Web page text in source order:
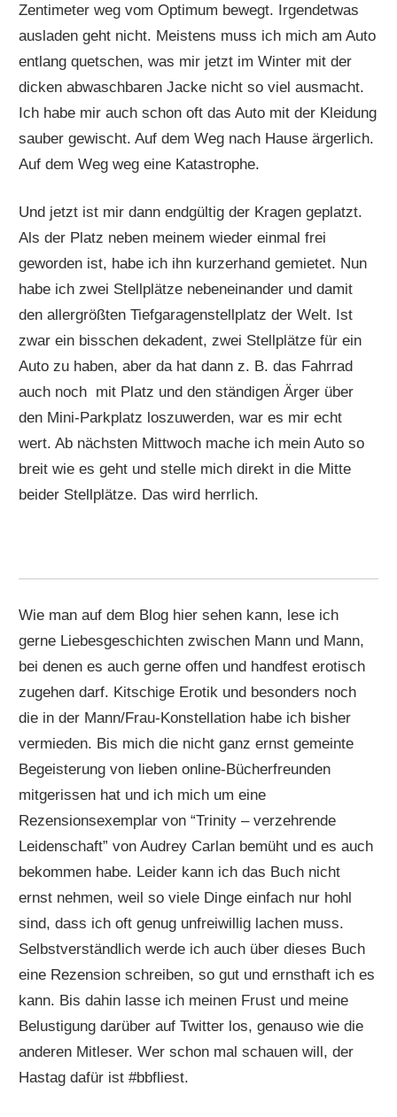
Zentimeter weg vom Optimum bewegt. Irgendetwas
ausladen geht nicht. Meistens muss ich mich am Auto
entlang quetschen, was mir jetzt im Winter mit der
dicken abwaschbaren Jacke nicht so viel ausmacht.
Ich habe mir auch schon oft das Auto mit der Kleidung
sauber gewischt. Auf dem Weg nach Hause ärgerlich.
Auf dem Weg weg eine Katastrophe.
Und jetzt ist mir dann endgültig der Kragen geplatzt.
Als der Platz neben meinem wieder einmal frei
geworden ist, habe ich ihn kurzerhand gemietet. Nun
habe ich zwei Stellplätze nebeneinander und damit
den allergrößten Tiefgaragenstellplatz der Welt. Ist
zwar ein bisschen dekadent, zwei Stellplätze für ein
Auto zu haben, aber da hat dann z. B. das Fahrrad
auch noch mit Platz und den ständigen Ärger über
den Mini-Parkplatz loszuwerden, war es mir echt
wert. Ab nächsten Mittwoch mache ich mein Auto so
breit wie es geht und stelle mich direkt in die Mitte
beider Stellplätze. Das wird herrlich.
Wie man auf dem Blog hier sehen kann, lese ich
gerne Liebesgeschichten zwischen Mann und Mann,
bei denen es auch gerne offen und handfest erotisch
zugehen darf. Kitschige Erotik und besonders noch
die in der Mann/Frau-Konstellation habe ich bisher
vermieden. Bis mich die nicht ganz ernst gemeinte
Begeisterung von lieben online-Bücherfreunden
mitgerissen hat und ich mich um eine
Rezensionsexemplar von “Trinity – verzehrende
Leidenschaft” von Audrey Carlan bemüht und es auch
bekommen habe. Leider kann ich das Buch nicht
ernst nehmen, weil so viele Dinge einfach nur hohl
sind, dass ich oft genug unfreiwillig lachen muss.
Selbstverständlich werde ich auch über dieses Buch
eine Rezension schreiben, so gut und ernsthaft ich es
kann. Bis dahin lasse ich meinen Frust und meine
Belustigung darüber auf Twitter los, genauso wie die
anderen Mitleser. Wer schon mal schauen will, der
Hastag dafür ist #bbfliest.